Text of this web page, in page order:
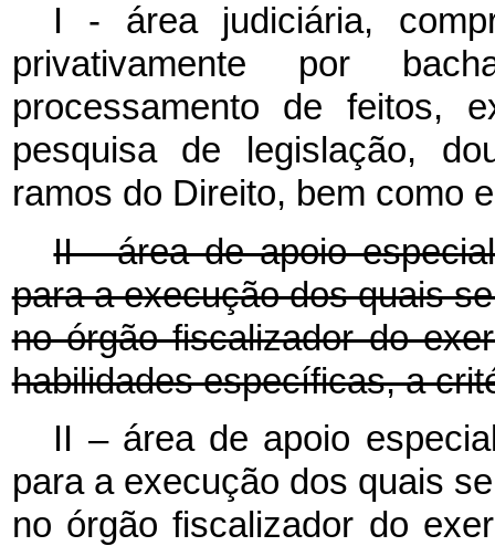
I - área judiciária,
privativamente por
processamento de feitos,
pesquisa de legislação,
ramos do Direito, bem como
II - área de apoio
para a execução dos quais
no órgão fiscalizador do
habilidades específicas, a
II – área de apoio
para a execução dos quais
no órgão fiscalizador do